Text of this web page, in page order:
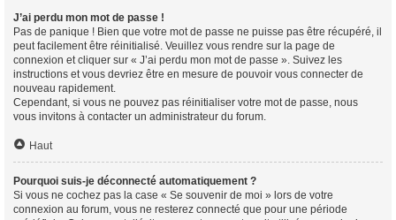
J’ai perdu mon mot de passe !
Pas de panique ! Bien que votre mot de passe ne puisse pas être récupéré, il
peut facilement être réinitialisé. Veuillez vous rendre sur la page de
connexion et cliquer sur « J’ai perdu mon mot de passe ». Suivez les
instructions et vous devriez être en mesure de pouvoir vous connecter de
nouveau rapidement.
Cependant, si vous ne pouvez pas réinitialiser votre mot de passe, nous
vous invitons à contacter un administrateur du forum.
Haut
Pourquoi suis-je déconnecté automatiquement ?
Si vous ne cochez pas la case « Se souvenir de moi » lors de votre
connexion au forum, vous ne resterez connecté que pour une période